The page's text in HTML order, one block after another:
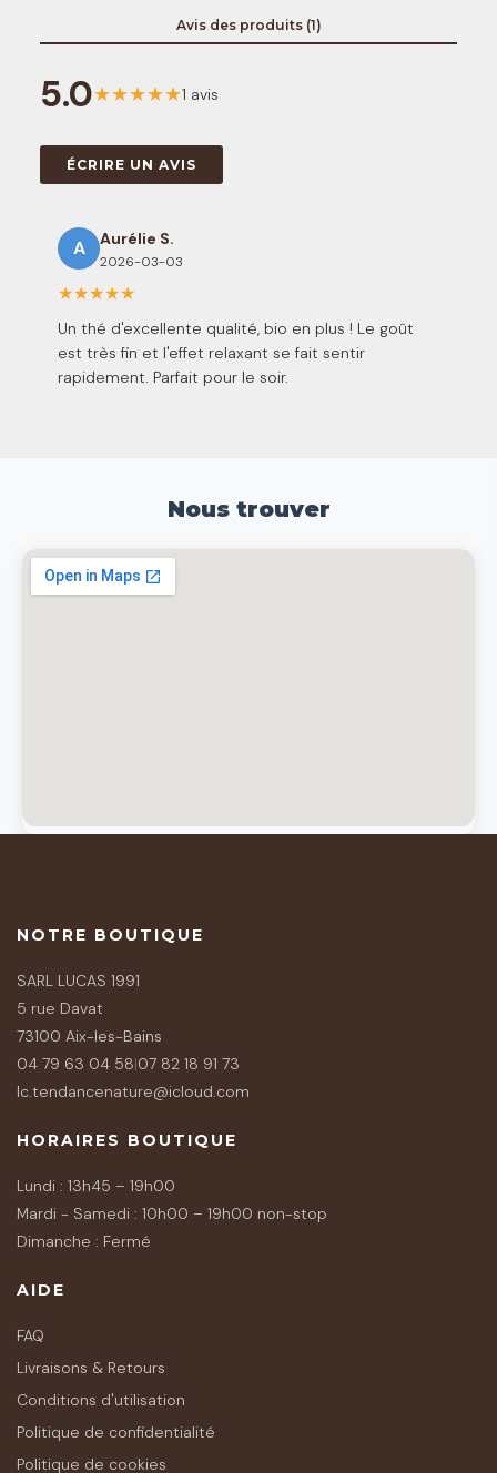
Avis des produits (1)
5.0★★★★★1 avis
ÉCRIRE UN AVIS
A Aurélie S.
2026-03-03
★★★★★
Un thé d'excellente qualité, bio en plus ! Le goût
est très fin et l'effet relaxant se fait sentir
rapidement. Parfait pour le soir.
Nous trouver
NOTRE BOUTIQUE
SARL LUCAS 1991
5 rue Davat
73100 Aix-les-Bains
04 79 63 04 58|07 82 18 91 73
lc.tendancenature@icloud.com
HORAIRES BOUTIQUE
Lundi : 13h45 – 19h00
Mardi - Samedi : 10h00 – 19h00 non-stop
Dimanche : Fermé
AIDE
FAQ
Livraisons & Retours
Conditions d'utilisation
Politique de confidentialité
Politique de cookies